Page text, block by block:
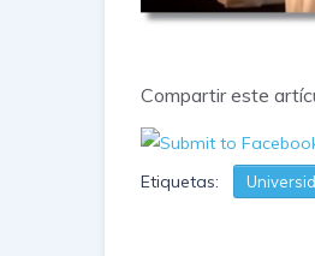
Compartir este
Etiquetas: